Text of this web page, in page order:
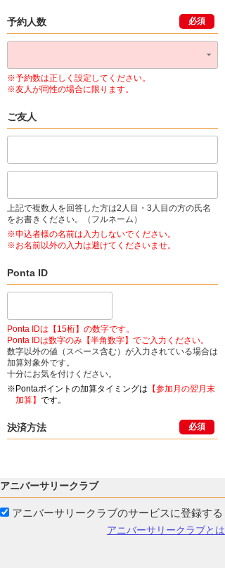
予約人数 必須
※予約数は正しく設定してください。
※友人が同性の場合に限ります。
ご友人
上記で複数人を回答した方は2人目・3人目の方の氏名
をお書きください。（フルネーム）
※申込者様の名前は入力しないでください。
※お名前以外の入力は避けてくださいませ。
Ponta ID
Ponta IDは【15桁】の数字です。
Ponta IDは数字のみ【半角数字】でご入力ください。
数字以外の値（スペース含む）が入力されている場合は
加算対象外です。
十分にお気を付けください。
※Pontaポイントの加算タイミングは 【参加月の翌月末
加算】 です。
決済方法 必須
アニバーサリークラブ
アニバーサリークラブのサービスに登録する
アニバーサリークラブとは